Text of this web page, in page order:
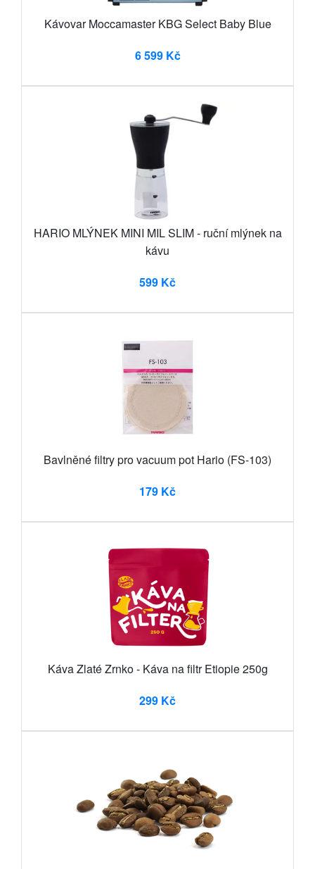
Kávovar Moccamaster KBG Select Baby Blue
6 599 Kč
HARIO MLÝNEK MINI MIL SLIM - ruční mlýnek na
kávu
599 Kč
Bavlněné filtry pro vacuum pot Hario (FS-103)
179 Kč
Káva Zlaté Zrnko - Káva na filtr Etiopie 250g
299 Kč